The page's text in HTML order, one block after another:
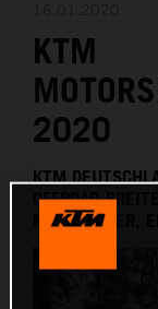
KTM
2020
KTM
OFFROAD-
MOTORRÄDER,